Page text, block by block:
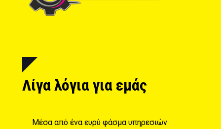
Λίγα λόγια για εμάς
Μέσα από ένα ευρύ φάσμα υπηρεσιών